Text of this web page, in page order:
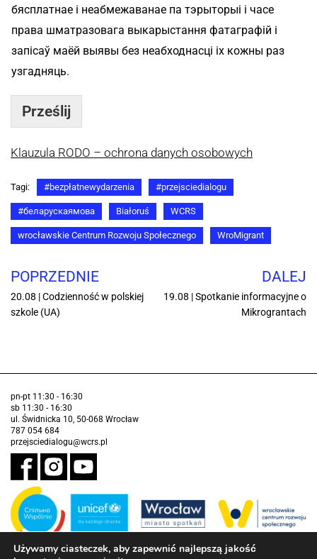
бясплатнае і неабмежаванае па тэрыторыі і часе
права шматразовага выкарыстання фатаграфій і
запісаў маёй выявы без неабходнасці іх кожны раз
узгадняць.
Prześlij
Klauzula RODO – ochrona danych osobowych
Tagi: #bezpłatnewydarzenia #przejsciedialogu
#беларускаямова Białoruś WCRS
wrocławskie Centrum Rozwoju Społecznego WroMigrant
POPRZEDNIE
20.08 | Codzienność w polskiej
szkole (UA)
DALEJ
19.08 | Spotkanie informacyjne o
Mikrograntach
pn-pt 11:30 - 16:30
sb 11:30 - 16:30
ul. Świdnicka 10, 50-068 Wrocław
787 054 684
przejsciedialogu@wcrs.pl
Używamy ciasteczek, aby zapewnić najlepszą jakość